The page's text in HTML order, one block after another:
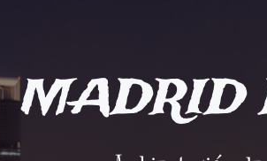
MADRID